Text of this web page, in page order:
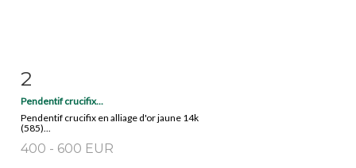
2
Pendentif crucifix...
Pendentif crucifix en alliage d'or jaune 14k
(585)...
400 - 600 EUR